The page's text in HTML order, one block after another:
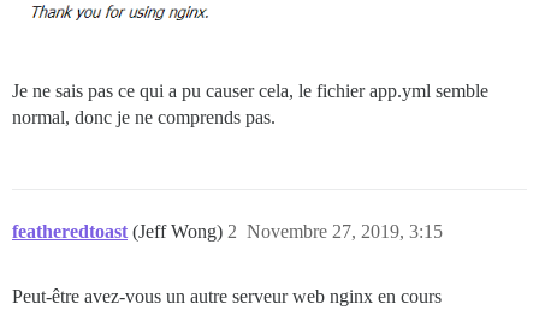
Je ne sais pas ce qui a pu causer cela, le fichier app.yml semble
normal, donc je ne comprends pas.
featheredtoast (Jeff Wong) Novembre 27, 2019, 3:15
2
Peut-être avez-vous un autre serveur web nginx en cours